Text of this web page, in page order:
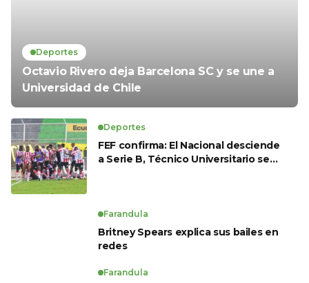
Deportes
Octavio Rivero deja Barcelona SC y se une a
Universidad de Chile
Deportes
FEF confirma: El Nacional desciende
a Serie B, Técnico Universitario se
Farandula
Britney Spears explica sus bailes en
redes
Farandula